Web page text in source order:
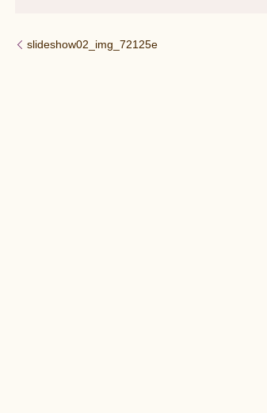
slideshow02_img_72125e